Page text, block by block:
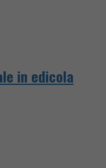
in edicola